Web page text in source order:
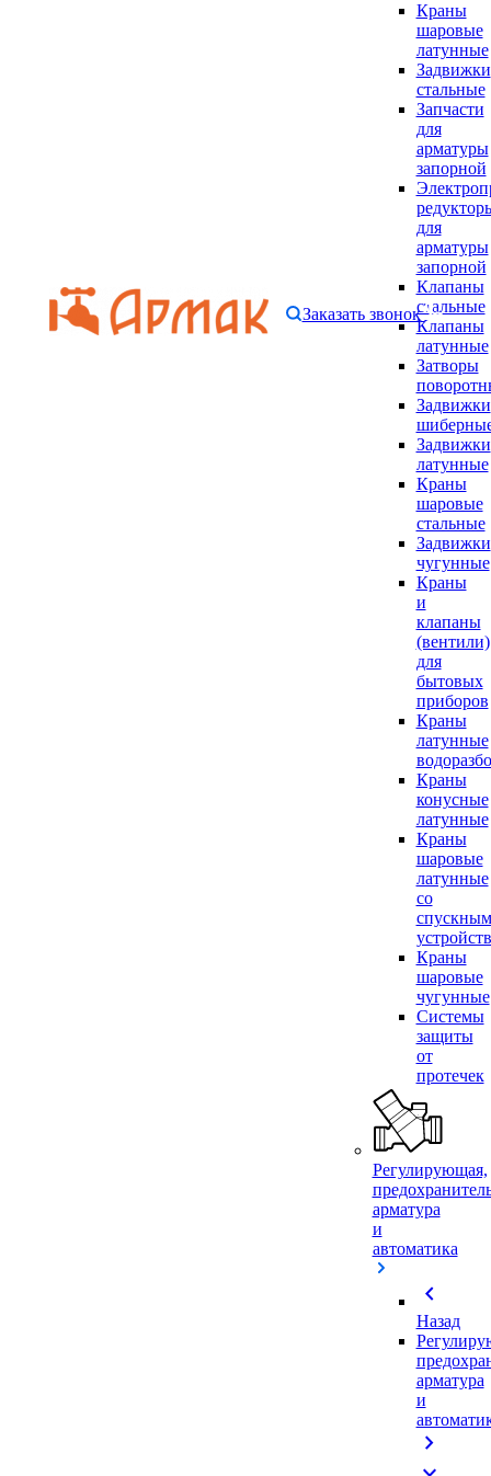
Краны
шаровые
латунные
Задвижки
стальные
Запчасти
для
арматуры
запорной
для
арматуры
запорной
Клапаны
стальные
Клапаны
латунные
Затворы
Задвижки
Задвижки
латунные
Краны
шаровые
стальные
Задвижки
чугунные
Краны
и
клапаны
(вентили)
для
бытовых
приборов
Краны
латунные
Краны
конусные
латунные
Краны
шаровые
латунные
со
спускным
Краны
шаровые
чугунные
Системы
защиты
от
протечек
Регулирующая,
арматура
и
автоматика
chevron_left
Назад
арматура
и
chevron_right
Заказать звонок